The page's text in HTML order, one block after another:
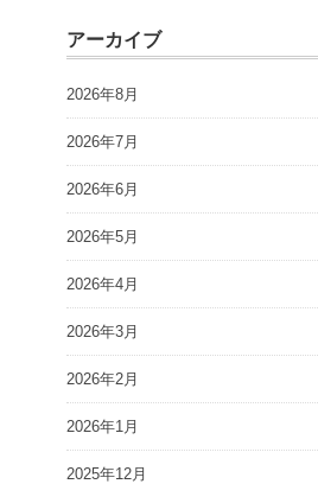
アーカイブ
2026年8月
2026年7月
2026年6月
2026年5月
2026年4月
2026年3月
2026年2月
2026年1月
2025年12月